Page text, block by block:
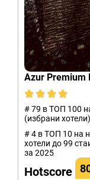
Azur Premium
# 79 в ТОП 100
(избрани
# 4 в ТОП 10 на
хотели до 99
за 2025
Hotscore